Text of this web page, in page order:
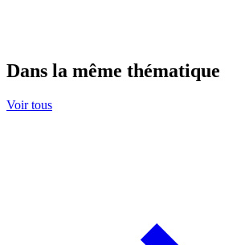
Dans la même thématique
Voir tous